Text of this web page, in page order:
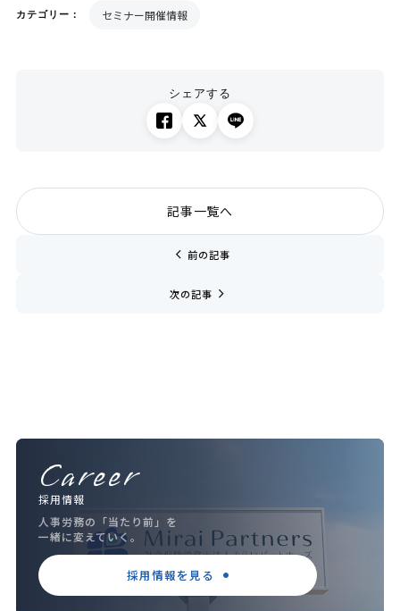
カテゴリー： セミナー開催情報
シェアする
chevron_left 前の記事
記事一覧へ
次の記事 navigate_next
Career
採用情報
人事労務の「当たり前」を
一緒に変えていく。
採用情報を見る